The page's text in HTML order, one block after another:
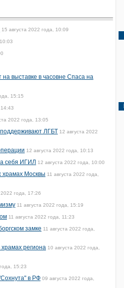
15 августа 2022 года, 10:09
на выставке в часовне Спаса на
15:15
14:43
2022 года, 13:05
поддерживают ЛГБТ 12 августа 2022
12 августа 2022 года, 10:13
себя ИГИЛ 12 августа 2022 года, 10:00
храмах Москвы 11 августа 2022 года,
2022 года, 17:26
11 августа 2022 года, 15:19
11 августа 2022 года, 11:23
замке 11 августа 2022 года,
региона 10 августа 2022 года,
15:23
в РФ 09 августа 2022 года,